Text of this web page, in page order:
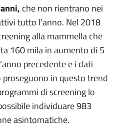
che non rientrano nei
tutto l’anno. Nel 2018
alla mammella che
160 mila in aumento di 5
precedente e i dati
proseguono in questo trend
di screening lo
individuare 983
asintomatiche.